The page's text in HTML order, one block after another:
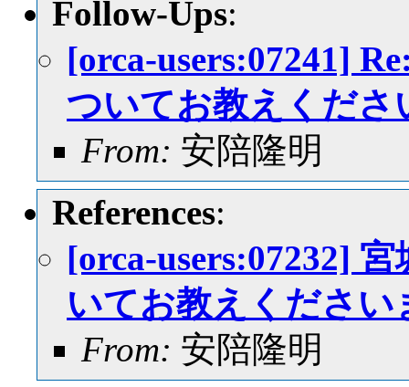
Follow-Ups:
[orca-users:07241]
ついてお教えくださ
From: 安陪隆明
References:
[orca-users:07232]
いてお教えください
From: 安陪隆明